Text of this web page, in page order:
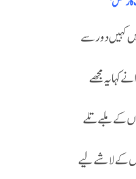
کہیں دور سے
کہا یہ مجھے
کے ملبے تلے
کے لاشے لیے